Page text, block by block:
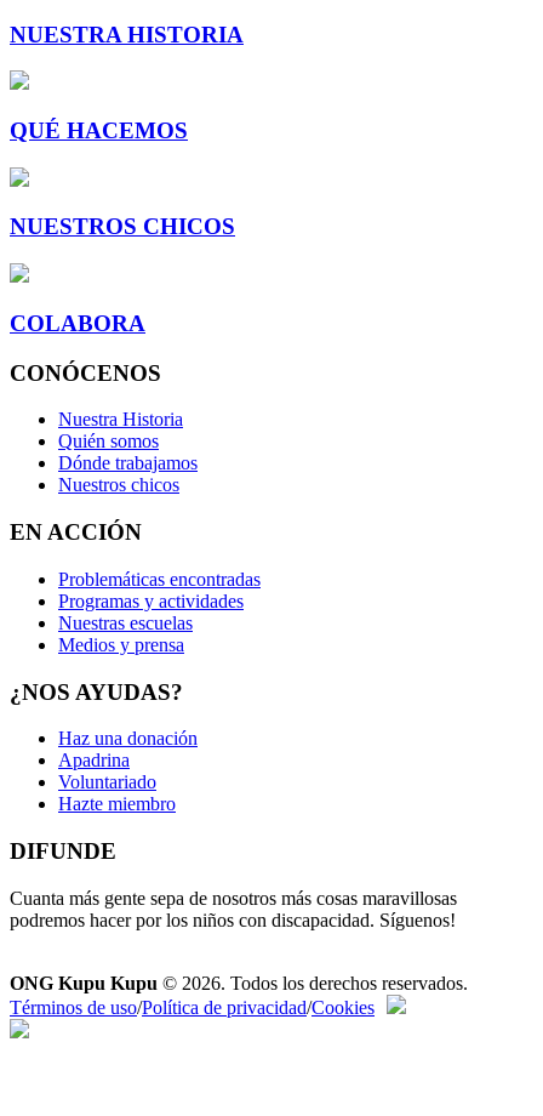
NUESTRA HISTORIA
QUÉ HACEMOS
NUESTROS CHICOS
COLABORA
CONÓCENOS
Nuestra Historia
Quién somos
Dónde trabajamos
Nuestros chicos
EN ACCIÓN
Problemáticas encontradas
Programas y actividades
Nuestras escuelas
Medios y prensa
¿NOS AYUDAS?
Haz una donación
Apadrina
Voluntariado
Hazte miembro
DIFUNDE
Cuanta más gente sepa de nosotros más cosas maravillosas
podremos hacer por los niños con discapacidad. Síguenos!
ONG Kupu Kupu © 2026. Todos los derechos reservados.
Términos de uso/Política de privacidad/Cookies